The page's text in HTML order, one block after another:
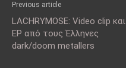
Previous article
LACHRYMOSE: Video clip και
EP από τους Έλληνες
dark/doom metallers